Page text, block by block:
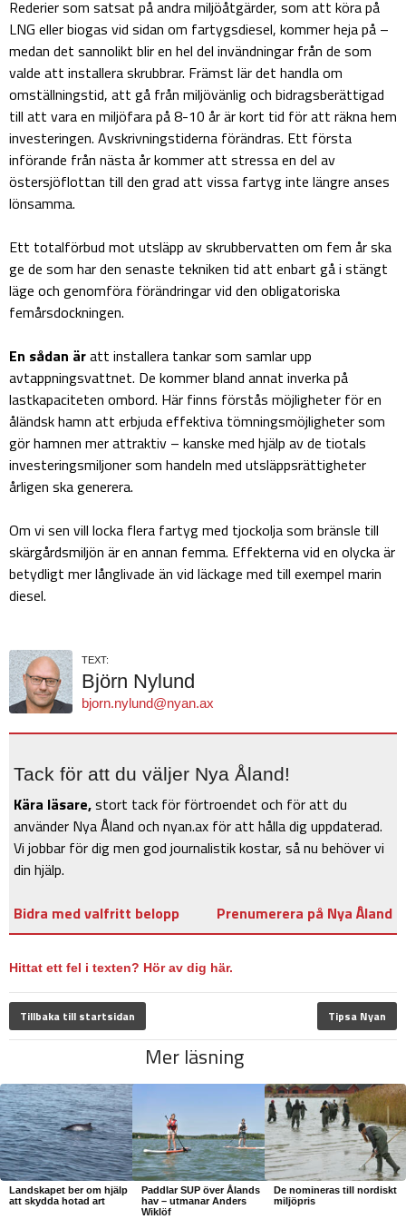
Rederier som satsat på andra miljöåtgärder, som att köra på
LNG eller biogas vid sidan om fartygsdiesel, kommer heja på –
medan det sannolikt blir en hel del invändningar från de som
valde att installera skrubbrar. Främst lär det handla om
omställningstid, att gå från miljövänlig och bidragsberättigad
till att vara en miljöfara på 8-10 år är kort tid för att räkna hem
investeringen. Avskrivningstiderna förändras. Ett första
införande från nästa år kommer att stressa en del av
östersjöflottan till den grad att vissa fartyg inte längre anses
lönsamma.
Ett totalförbud mot utsläpp av skrubbervatten om fem år ska
ge de som har den senaste tekniken tid att enbart gå i stängt
läge och genomföra förändringar vid den obligatoriska
femårsdockningen.
En sådan äratt installera tankar som samlar upp
avtappningsvattnet. De kommer bland annat inverka på
lastkapaciteten ombord. Här finns förstås möjligheter för en
åländsk hamn att erbjuda effektiva tömningsmöjligheter som
gör hamnen mer attraktiv – kanske med hjälp av de tiotals
investeringsmiljoner som handeln med utsläppsrättigheter
årligen ska generera.
Om vi sen vill locka flera fartyg med tjockolja som bränsle till
skärgårdsmiljön är en annan femma. Effekterna vid en olycka är
betydligt mer långlivade än vid läckage med till exempel marin
diesel.
TEXT:
Björn Nylund
bjorn.nylund@nyan.ax
Tack för att du väljer Nya Åland!
Kära läsare,stort tack för förtroendet och för att du
använder Nya Åland och nyan.ax för att hålla dig uppdaterad.
Vi jobbar för dig men god journalistik kostar, så nu behöver vi
din hjälp.
Bidra med valfritt belopp
Prenumerera på Nya Åland
Hittat ett fel i texten? Hör av dig här.
Tillbaka till startsidan Tipsa Nyan
Mer läsning
Landskapet ber om hjälp
att skydda hotad art
Paddlar SUP över Ålands
hav – utmanar Anders
Wiklöf
De nomineras till nordiskt
miljöpris